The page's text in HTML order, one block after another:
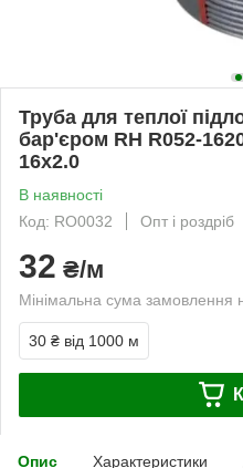
Труба для теплої
бар'єром RH R052-
16x2.0
В наявності
Код: RO0032
Опт і роздріб
32 ₴/м
Мінімальна сума замовлення
30 ₴ від 1000 м
Опис Характеристики